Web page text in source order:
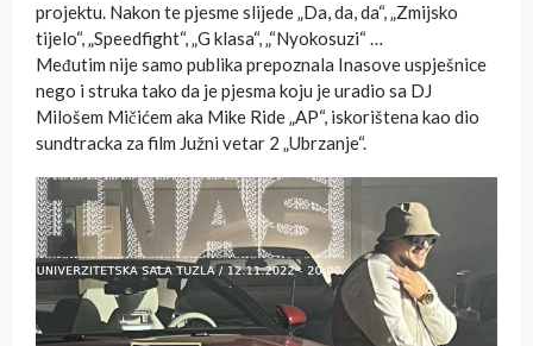
projektu. Nakon te pjesme slijede „Da, da, da“, „Zmijsko
tijelo“, „Speedfight“, „G klasa“, „“Nyokosuzi“ …
Međutim nije samo publika prepoznala Inasove uspješnice
nego i struka tako da je pjesma koju je uradio sa DJ
Milošem Mičićem aka Mike Ride „AP“, iskorištena kao dio
sundtracka za film Južni vetar 2 „Ubrzanje“.